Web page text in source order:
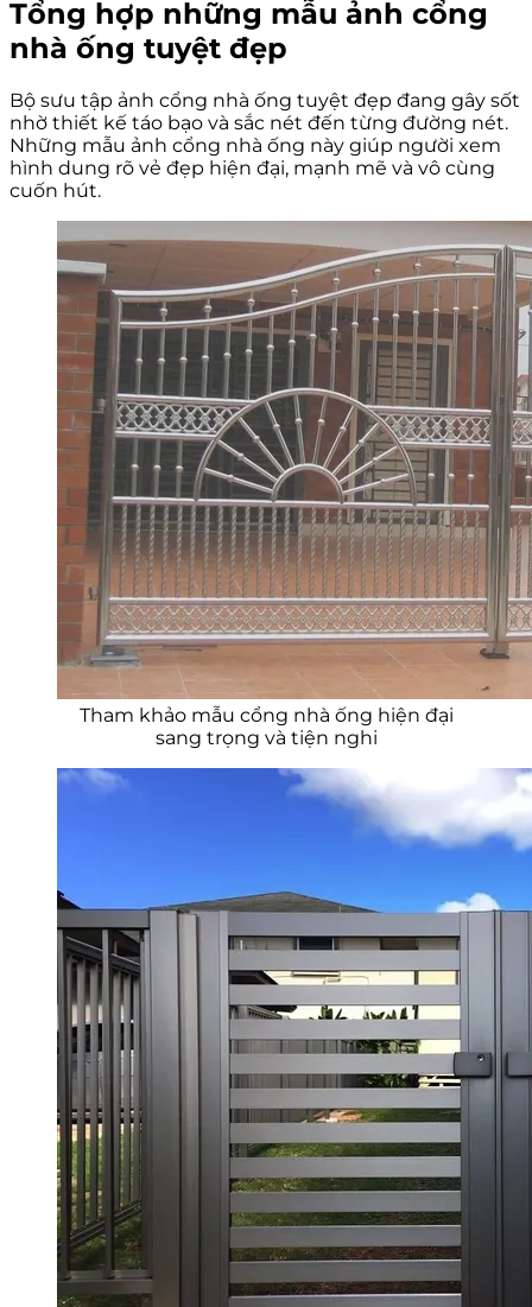
Tổng hợp những mẫu ảnh cổng
nhà ống tuyệt đẹp
Bộ sưu tập ảnh cổng nhà ống tuyệt đẹp đang gây sốt
nhờ thiết kế táo bạo và sắc nét đến từng đường nét.
Những mẫu ảnh cổng nhà ống này giúp người xem
hình dung rõ vẻ đẹp hiện đại, mạnh mẽ và vô cùng
cuốn hút.
Tham khảo mẫu cổng nhà ống hiện đại
sang trọng và tiện nghi